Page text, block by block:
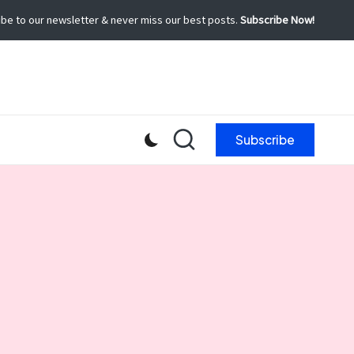
to our newsletter & never miss our best posts. Subscribe Now!
Subscribe